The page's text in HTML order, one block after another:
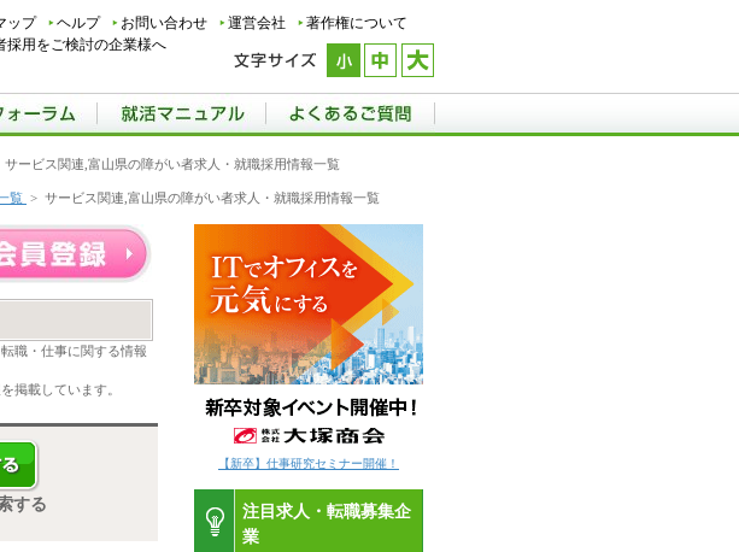
ップ ヘルプ お問い合わせ 運営会社
著作権について
採用をご検討の企業様へ
サービス関連,富山県の障がい者求人・就職採用情報一覧
覧 > サービス関連,富山県の障がい者求人・就職採用情報一覧
職・仕事に関する情報
掲載しています。
する
【新卒】仕事研究セミナー開催！
注目求人・転職募集企
業